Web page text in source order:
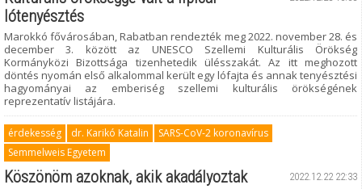
lótenyésztés
Marokkó fővárosában, Rabatban rendezték meg 2022. november 28. és
december 3. között az UNESCO Szellemi Kulturális Örökség
Kormányközi Bizottsága tizenhetedik ülésszakát. Az itt meghozott
döntés nyomán első alkalommal került egy lófajta és annak tenyésztési
hagyományai az emberiség szellemi kulturális örökségének
reprezentatív listájára.
érdekesség dr. Karikó Katalin
SARS-CoV-2 koronavírus
Semmelweis Egyetem
2022.12.22 22:33
Köszönöm azoknak, akik akadályoztak